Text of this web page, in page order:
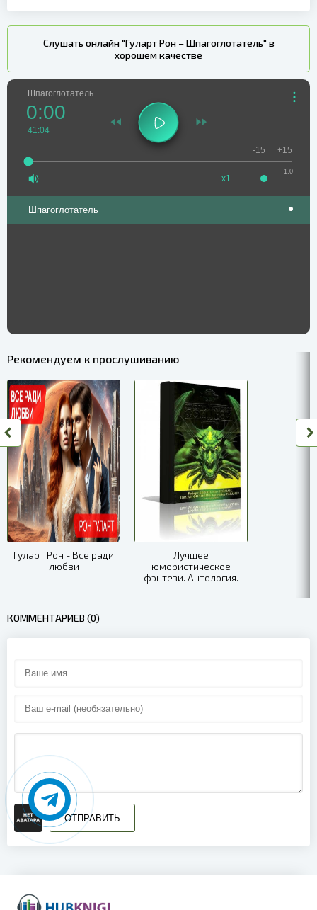
Слушать онлайн "Гуларт Рон – Шпагоглотатель" в
хорошем качестве
Шпагоглотатель
0:00
41:04
1.0
x1
-15 +15
Шпагоглотатель
Рекомендуем к прослушиванию
Гуларт Рон - Все ради
любви
Лучшее
юмористическое
фэнтези. Антология.
КОММЕНТАРИЕВ (0)
ОТПРАВИТЬ